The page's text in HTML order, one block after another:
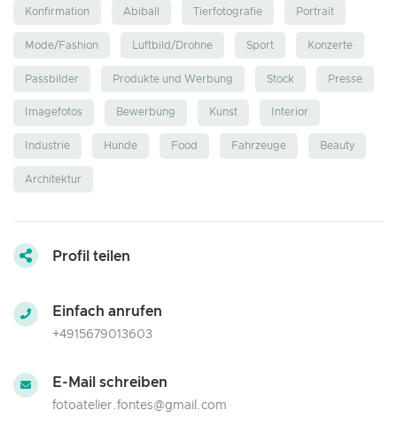
Konfirmation Abiball Tierfotografie Portrait
Mode/Fashion Luftbild/Drohne Sport Konzerte
Passbilder Produkte und Werbung Stock Presse
Imagefotos Bewerbung Kunst Interior
Industrie Hunde Food Fahrzeuge Beauty
Architektur
Profil teilen
Einfach anrufen
+4915679013603
E-Mail schreiben
fotoatelier.fontes@gmail.com